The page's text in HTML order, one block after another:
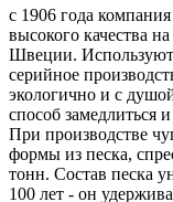
с 1906 года
высокого качества
Швеции.
серийное
экологично и с
способ замедлиться
При производстве
формы из песка,
тонн. Состав песка
100 лет - он